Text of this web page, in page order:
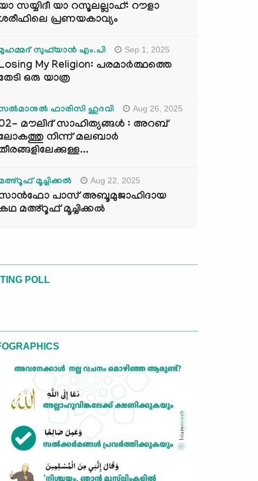
സയ്യിദീ യാ റസൂലല്ലാഹ്: റൗളാ
പ്രണയകാവ്യം
സുഫ്‌യാൻ എം.പി Sep 1, 2025
My Religion: പരമാർത്ഥത്തെ
ഒരു യാത്ര
ഫാരിസി ഹുദവി Aug 26, 2025
മൗലിദ് സാഹിത്യങ്ങൾ : അറബ്
നിന്ന് മലബാർ
മൂച്ചിക്കല്‍ Aug 22, 2025
പാസ് അബൂമുജാഹിദായ
മഅ്റൂഫ് മൂച്ചിക്കല്‍
POLL